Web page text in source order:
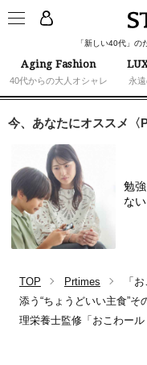
「新しい40代」の
Aging Fashion
40代からの大人オシャレ 永
今、あなたにオススメ〈
勉
な
TOP Prtimes
「
添う“ちょうどいい主食”
理栄養士監修「おこわー